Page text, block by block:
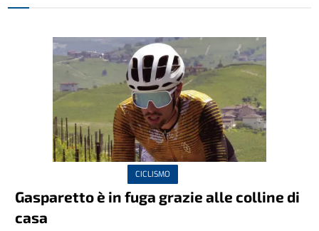
CICLISMO
Gasparetto è in fuga grazie alle colline di
casa